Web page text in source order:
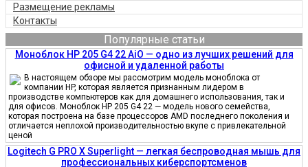
Размещение рекламы
Контакты
Популярные статьи
Моноблок HP 205 G4 22 AiO — одно из лучших решений для
офисной и удаленной работы
В настоящем обзоре мы рассмотрим модель моноблока от
компании HP, которая является признанным лидером в
производстве компьютеров как для домашнего использования, так и
для офисов. Моноблок HP 205 G4 22 — модель нового семейства,
которая построена на базе процессоров AMD последнего поколения и
отличается неплохой производительностью вкупе с привлекательной
ценой
Logitech G PRO X Superlight — легкая беспроводная мышь для
профессиональных киберспортсменов